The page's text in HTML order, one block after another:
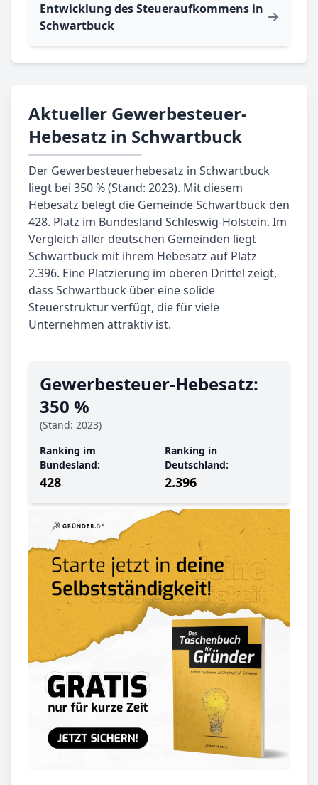
Entwicklung des Steueraufkommens in
Schwartbuck
Aktueller Gewerbesteuer-
Hebesatz in Schwartbuck
Der Gewerbesteuerhebesatz in Schwartbuck
liegt bei 350 % (Stand: 2023). Mit diesem
Hebesatz belegt die Gemeinde Schwartbuck den
428. Platz im Bundesland Schleswig-Holstein. Im
Vergleich aller deutschen Gemeinden liegt
Schwartbuck mit ihrem Hebesatz auf Platz
2.396. Eine Platzierung im oberen Drittel zeigt,
dass Schwartbuck über eine solide
Steuerstruktur verfügt, die für viele
Unternehmen attraktiv ist.
Gewerbe­steuer-Hebe­satz:
350 %
(Stand: 2023)
Ranking im
Bundesland:
428
Ranking in
Deutschland:
2.396